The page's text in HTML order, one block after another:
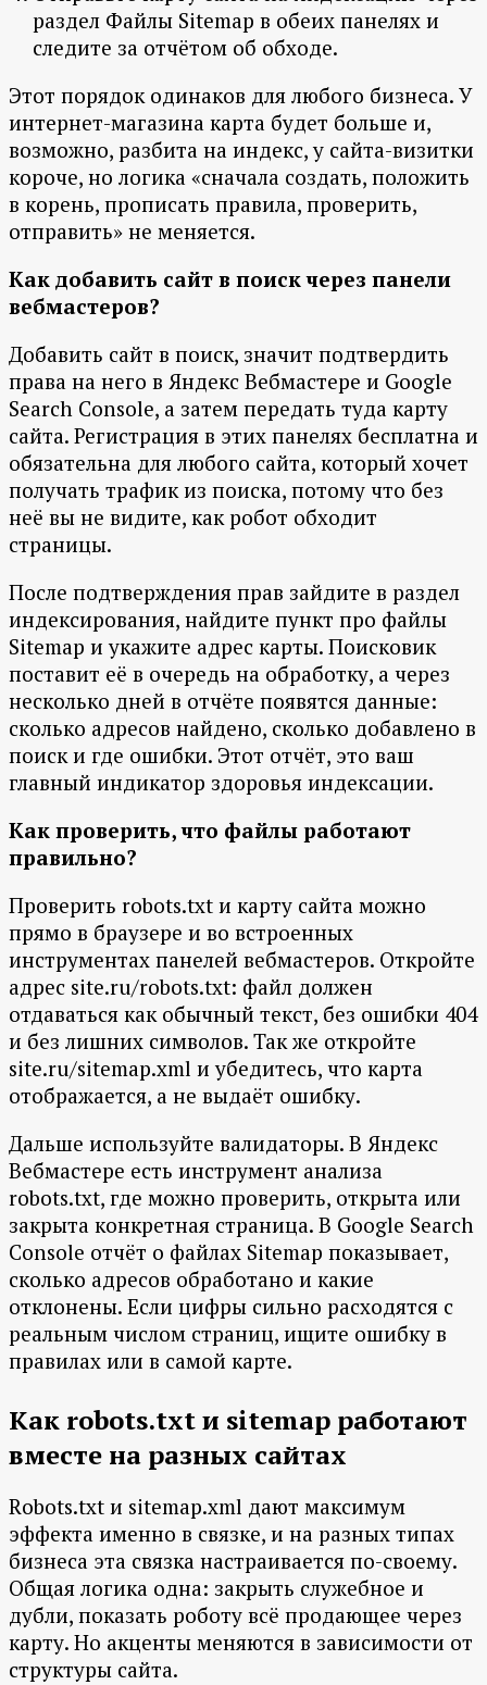
раздел Файлы Sitemap в обеих панелях и
следите за отчётом об обходе.
Этот порядок одинаков для любого бизнеса. У
интернет-магазина карта будет больше и,
возможно, разбита на индекс, у сайта-визитки
короче, но логика «сначала создать, положить
в корень, прописать правила, проверить,
отправить» не меняется.
Как добавить сайт в поиск через панели
вебмастеров?
Добавить сайт в поиск, значит подтвердить
права на него в Яндекс Вебмастере и Google
Search Console, а затем передать туда карту
сайта. Регистрация в этих панелях бесплатна и
обязательна для любого сайта, который хочет
получать трафик из поиска, потому что без
неё вы не видите, как робот обходит
страницы.
После подтверждения прав зайдите в раздел
индексирования, найдите пункт про файлы
Sitemap и укажите адрес карты. Поисковик
поставит её в очередь на обработку, а через
несколько дней в отчёте появятся данные:
сколько адресов найдено, сколько добавлено в
поиск и где ошибки. Этот отчёт, это ваш
главный индикатор здоровья индексации.
Как проверить, что файлы работают
правильно?
Проверить robots.txt и карту сайта можно
прямо в браузере и во встроенных
инструментах панелей вебмастеров. Откройте
адрес site.ru/robots.txt: файл должен
отдаваться как обычный текст, без ошибки 404
и без лишних символов. Так же откройте
site.ru/sitemap.xml и убедитесь, что карта
отображается, а не выдаёт ошибку.
Дальше используйте валидаторы. В Яндекс
Вебмастере есть инструмент анализа
robots.txt, где можно проверить, открыта или
закрыта конкретная страница. В Google Search
Console отчёт о файлах Sitemap показывает,
сколько адресов обработано и какие
отклонены. Если цифры сильно расходятся с
реальным числом страниц, ищите ошибку в
правилах или в самой карте.
Как robots.txt и sitemap работают
вместе на разных сайтах
Robots.txt и sitemap.xml дают максимум
эффекта именно в связке, и на разных типах
бизнеса эта связка настраивается по-своему.
Общая логика одна: закрыть служебное и
дубли, показать роботу всё продающее через
карту. Но акценты меняются в зависимости от
структуры сайта.